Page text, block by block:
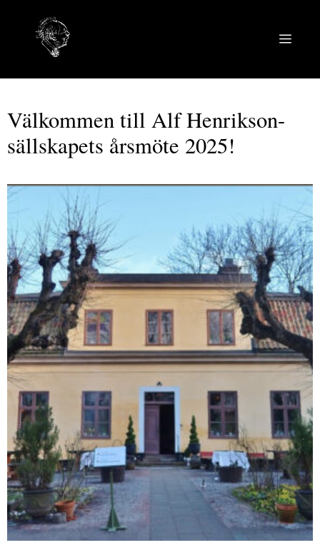
innehåll
Välkommen till Alf Henrikson-
sällskapets årsmöte 2025!